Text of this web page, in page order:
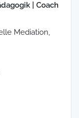
| Coach
Mediation,